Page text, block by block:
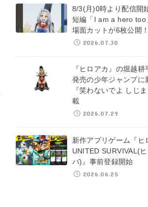
8/3(月)0時より配信開
短編「I am a hero too
場面カットが6枚公開！
2026.07.30
『ヒロアカ』の堀越耕
発売の少年ジャンプに
『笑わないでよ しじ
載
2026.07.29
新作アプリゲーム『ヒ
UNITED SURVIVAL(
バ)』事前登録開始
2026.06.25